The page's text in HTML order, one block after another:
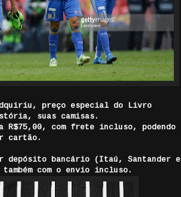
preço especial do Livro
suas camisas.
R$75,00, com frete incluso, podendo
cartão.
depósito bancário (Itaú, Santander e
com o envio incluso.